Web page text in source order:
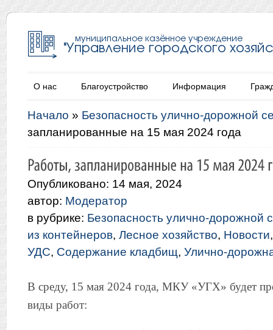
О нас Благоустройство Информация
Начало » Безопасность улично-дорожной
запланированные на 15 мая 2024 года
Опубликовано: 14 мая, 2024
автор: Модератор
в рубрике: Безопасность улично-дорожной
из контейнеров, Лесное хозяйство, Новости
УДС, Содержание кладбищ, Улично-
В среду, 15 мая 2024 года, МКУ «УГХ» будет
виды работ: